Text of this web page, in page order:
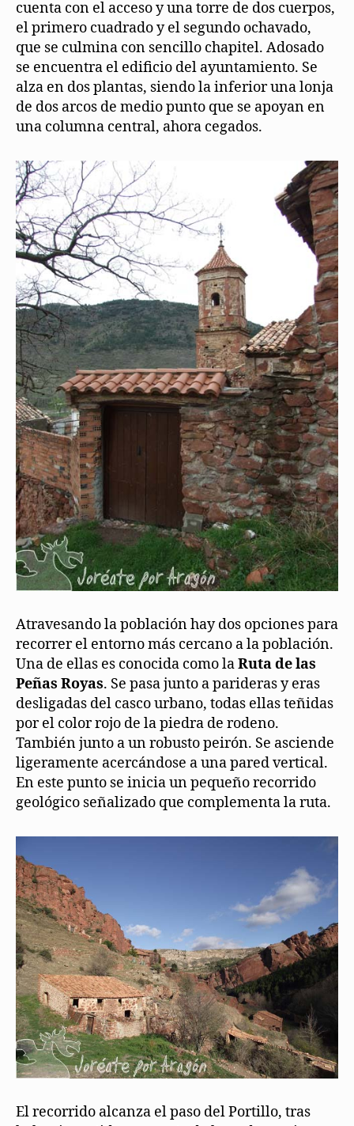
cuenta con el acceso y una torre de dos cuerpos,
el primero cuadrado y el segundo ochavado,
que se culmina con sencillo chapitel. Adosado
se encuentra el edificio del ayuntamiento. Se
alza en dos plantas, siendo la inferior una lonja
de dos arcos de medio punto que se apoyan en
una columna central, ahora cegados.
Atravesando la población hay dos opciones para
recorrer el entorno más cercano a la población.
Una de ellas es conocida como laRuta de las
Peñas Royas. Se pasa junto a parideras y eras
desligadas del casco urbano, todas ellas teñidas
por el color rojo de la piedra de rodeno.
También junto a un robusto peirón. Se asciende
ligeramente acercándose a una pared vertical.
En este punto se inicia un pequeño recorrido
geológico señalizado que complementa la ruta.
El recorrido alcanza el paso del Portillo, tras